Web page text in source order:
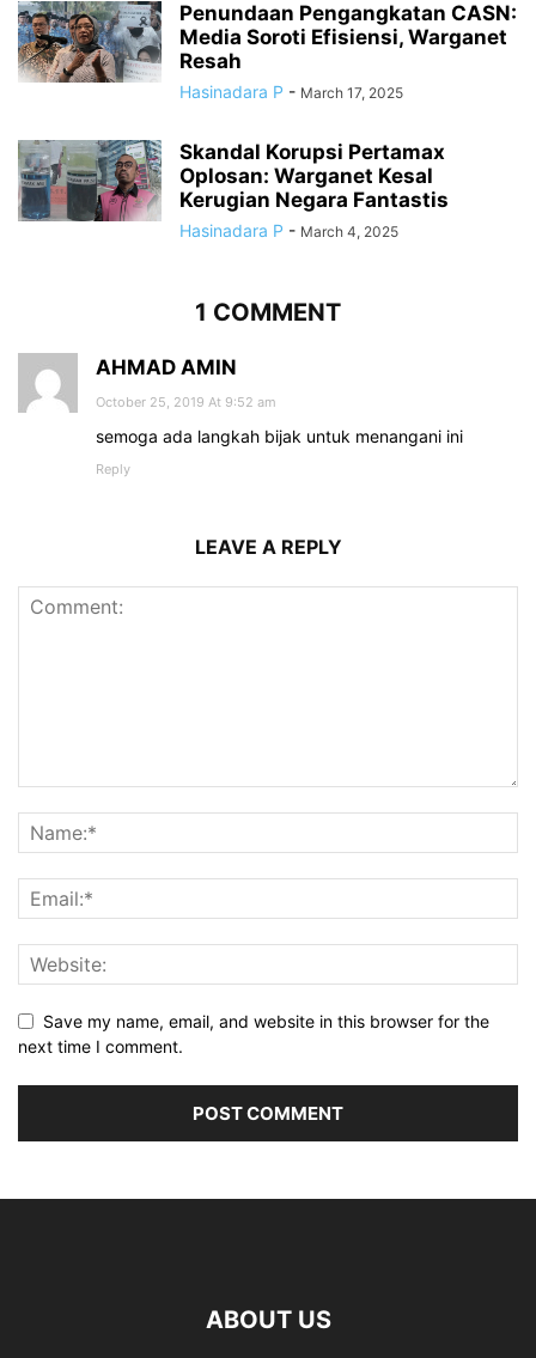
Penundaan Pengangkatan CASN:
Media Soroti Efisiensi, Warganet
Resah
Hasinadara P - March 17, 2025
Skandal Korupsi Pertamax
Oplosan: Warganet Kesal
Kerugian Negara Fantastis
Hasinadara P - March 4, 2025
1 COMMENT
AHMAD AMIN
October 25, 2019 At 9:52 am
semoga ada langkah bijak untuk menangani ini
Reply
LEAVE A REPLY
Save my name, email, and website in this browser for the
next time I comment.
ABOUT US